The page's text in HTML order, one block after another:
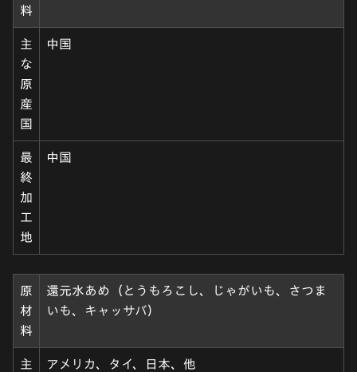
料
主
な
原
産
国
中国
最
終
加
工
地
中国
原
材
料
還元水あめ（とうもろこし、じゃがいも、さつま
いも、キャッサバ）
主
アメリカ、タイ、日本、他